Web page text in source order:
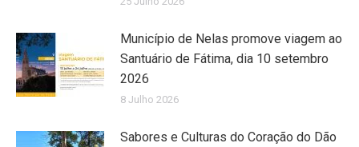
Município de Nelas promove viagem ao
Santuário de Fátima, dia 10 setembro
2026
8 Julho 2026
Sabores e Culturas do Coração do Dão